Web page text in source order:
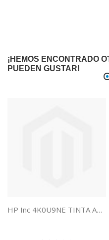
¡HEMOS ENCONTRADO
PUEDEN GUSTAR!
HP Inc 4K0U9NE TINTA AMAR HP EVOMORE 924E